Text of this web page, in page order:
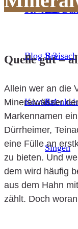
S.2
S.3
S.4
Bad
Breisach
Singen
Service
Blog
Kontakt
Quelle gut –
Allein wer an die
Mineralwässer
Markennamen
Dürrheimer,
eine Fülle an
zu bieten. Und
dem wird häufig
aus dem Hahn
zählt. Doch